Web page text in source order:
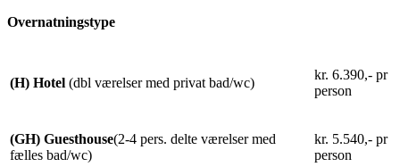
Overnatningstype
(H) Hotel (dbl værelser med privat bad/wc)
kr. 6.390,- pr
person
(GH) Guesthouse(2-4 pers. delte værelser med
fælles bad/wc)
kr. 5.540,- pr
person